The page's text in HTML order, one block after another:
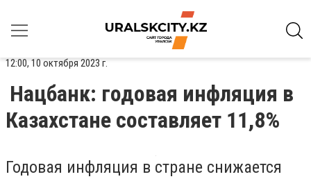
12:00, 10 октября 2023 г.
Нацбанк: годовая инфляция в
Казахстане составляет 11,8%
Годовая инфляция в стране снижается